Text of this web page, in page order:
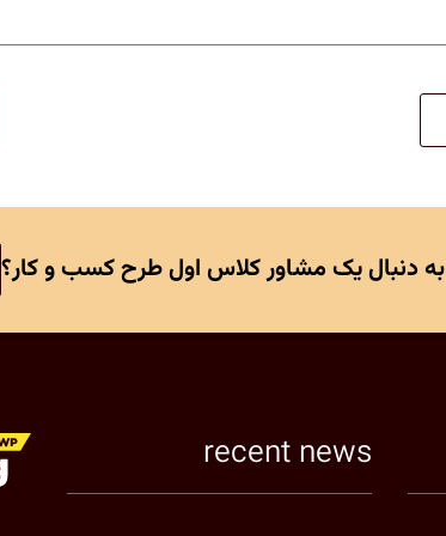
به دنبال یک مشاور کلاس اول طرح کسب و کار؟
recent news